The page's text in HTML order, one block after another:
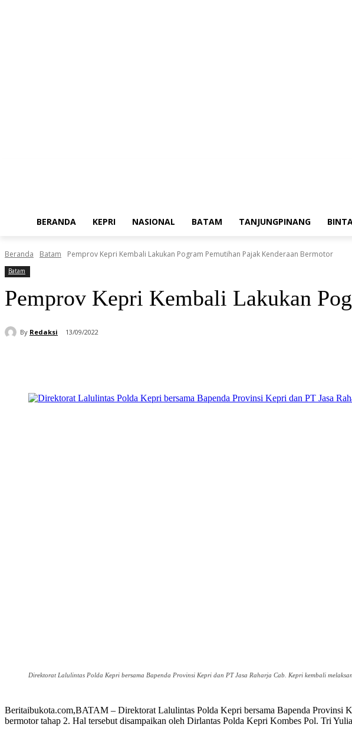
BERANDA KEPRI NASIONAL BATAM TANJUNGPINANG
Beranda Batam Pemprov Kepri Kembali Lakukan Pogram Pemutihan Pajak Kenderaan Bermotor
Batam
Pemprov Kepri Kembali Lakukan
By Redaksi 13/09/2022
Direktorat Lalulintas Polda Kepri bersama Bapenda Provinsi Kepri dan PT Jasa Raharja Cab. Kepri kembali
Beritaibukota.com,BATAM – Direktorat Lalulintas Polda Kepri bersama Bapenda Provinsi
bermotor tahap 2. Hal tersebut disampaikan oleh Dirlantas Polda Kepri Kombes Pol. Tri